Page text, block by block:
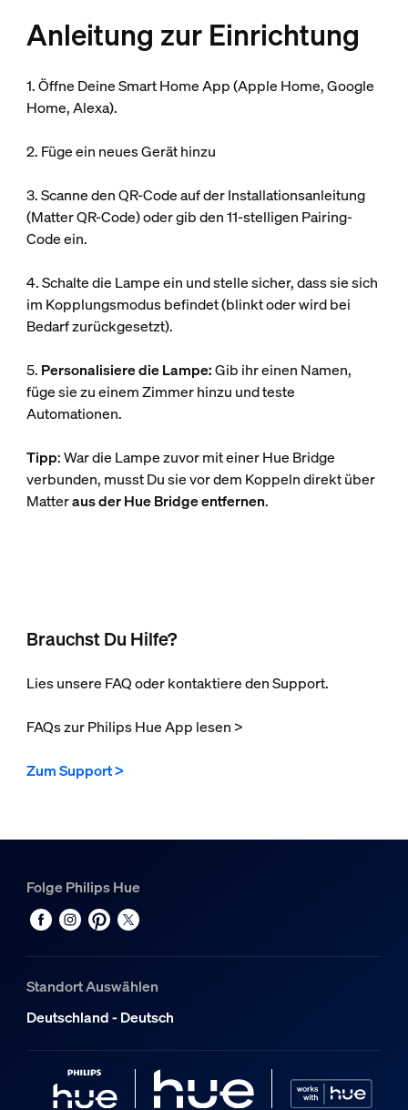
Anleitung zur Einrichtung
1. Öffne Deine Smart Home App (Apple Home, Google
Home, Alexa).
2. Füge ein neues Gerät hinzu
3. Scanne den QR-Code auf der Installationsanleitung
(Matter QR-Code) oder gib den 11-stelligen Pairing-
Code ein.
4. Schalte die Lampe ein und stelle sicher, dass sie sich
im Kopplungsmodus befindet (blinkt oder wird bei
Bedarf zurückgesetzt).
5. Personalisiere die Lampe:Gib ihr einen Namen,
füge sie zu einem Zimmer hinzu und teste
Automationen.
Tipp: War die Lampe zuvor mit einer Hue Bridge
verbunden, musst Du sie vor dem Koppeln direkt über
Matteraus der Hue Bridge entfernen.
Brauchst Du Hilfe?
Lies unsere FAQ oder kontaktiere den Support.
FAQs zur Philips Hue App lesen >
Zum Support >
Folge Philips Hue
Standort Auswählen
Deutschland - Deutsch